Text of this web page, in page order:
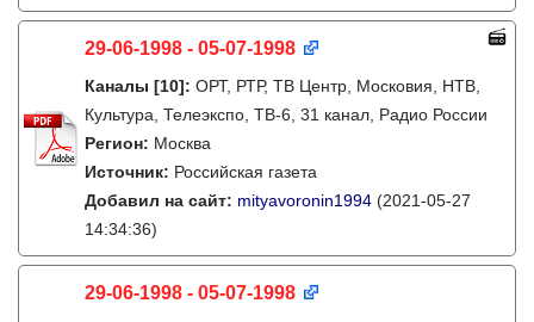
29-06-1998 - 05-07-1998
Каналы [10]: ОРТ, РТР, ТВ Центр, Московия, НТВ,
Культура, Телеэкспо, ТВ-6, 31 канал, Радио России
Регион: Москва
Источник: Российская газета
Добавил на сайт: mityavoronin1994 (2021-05-27
14:34:36)
29-06-1998 - 05-07-1998